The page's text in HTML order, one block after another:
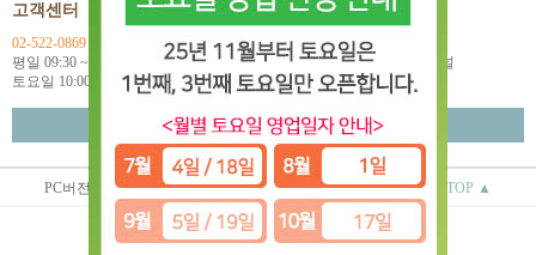
고객센터
02-522-0869
평일 09:30 ~ 18:00
토요일 10:00 ~ 18:00
입금계좌정보
국민 270901-04-033114
예금주: (주)한독인터네셔널
월~금 택배마감 16:00
고객센터 연결
PC버전 상점정보 이용안내 TOP ▲
(주)한독인터네셔널